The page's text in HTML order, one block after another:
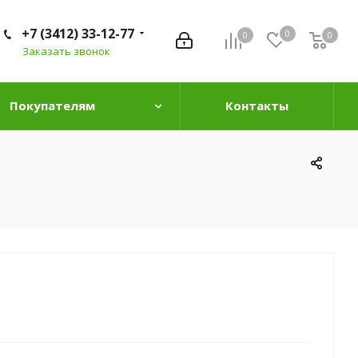
0 0 0
0
+7 (3412) 33-12-77
Заказать звонок
Покупателям Контакты